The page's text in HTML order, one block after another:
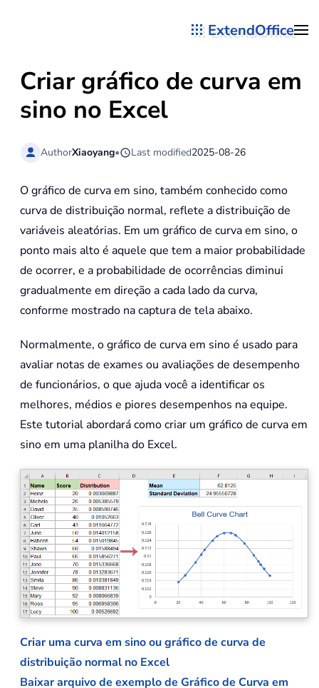
ExtendOffice
Criar gráfico de curva em
sino no Excel
AuthorXiaoyang• Last modified2025-08-26
O gráfico de curva em sino, também conhecido como
curva de distribuição normal, reflete a distribuição de
variáveis aleatórias. Em um gráfico de curva em sino, o
ponto mais alto é aquele que tem a maior probabilidade
de ocorrer, e a probabilidade de ocorrências diminui
gradualmente em direção a cada lado da curva,
conforme mostrado na captura de tela abaixo.
Normalmente, o gráfico de curva em sino é usado para
avaliar notas de exames ou avaliações de desempenho
de funcionários, o que ajuda você a identificar os
melhores, médios e piores desempenhos na equipe.
Este tutorial abordará como criar um gráfico de curva em
sino em uma planilha do Excel.
Criar uma curva em sino ou gráfico de curva de
distribuição normal no Excel
Baixar arquivo de exemplo de Gráfico de Curva em